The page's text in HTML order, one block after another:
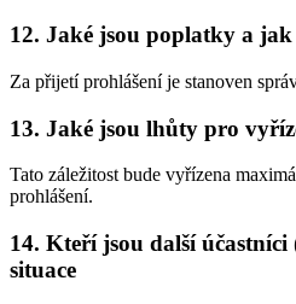
12. Jaké jsou poplatky a
Za přijetí prohlášení je stanoven
13. Jaké jsou lhůty pro
Tato záležitost bude vyřízena
prohlášení.
14. Kteří jsou další účastníci
situace